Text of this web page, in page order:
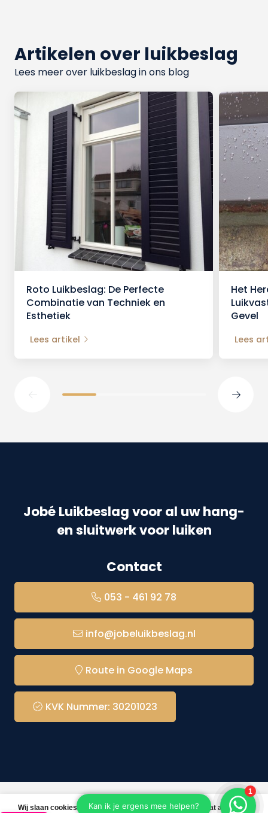
Artikelen over luikbeslag
Lees meer over luikbeslag in ons blog
Roto Luikbeslag: De Perfecte
Combinatie van Techniek en
Esthetiek
Lees artikel
Het
Gevel
Lees
Jobé Luikbeslag voor al uw hang-
en sluitwerk voor luiken
Contact
053 - 461 92 78
info@jobeluikbeslag.nl
Route in Google Maps
KVK Nummer: 30201023
© Copyright 2026 Jobé Luikbeslag -Webshop laten
Wij slaan cookies op om onze website te verbeteren. Is dat akkoord?